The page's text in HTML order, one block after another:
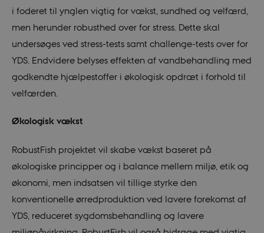
i foderet til ynglen vigtig for vækst, sundhed og velfærd,
men herunder robusthed over for stress. Dette skal
undersøges ved stress-tests samt challenge-tests over for
YDS. Endvidere belyses effekten af vandbehandling med
godkendte hjælpestoffer i økologisk opdræt i forhold til
velfærden.
Økologisk vækst
RobustFish projektet vil skabe vækst baseret på
økologiske principper og i balance mellem miljø, etik og
økonomi, men indsatsen vil tillige styrke den
konventionelle ørredproduktion ved lavere forekomst af
YDS, reduceret sygdomsbehandling og lavere